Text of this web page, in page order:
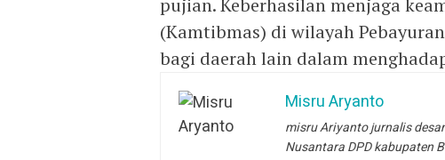
pujian. Keberhasilan menjaga
(Kamtibmas) di wilayah
bagi daerah lain dalam
Misru Aryanto
misru Ariyanto jurnalis
Nusantara DPD kabupaten